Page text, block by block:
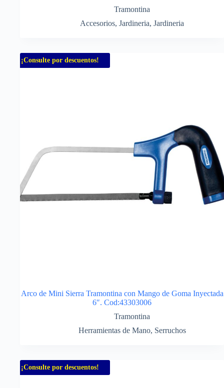
Tramontina
Accesorios, Jardineria, Jardineria
¡Consulte por descuentos!
Arco de Mini Sierra Tramontina con Mango de Goma Inyectada
6″. Cod:43303006
Tramontina
Herramientas de Mano, Serruchos
¡Consulte por descuentos!